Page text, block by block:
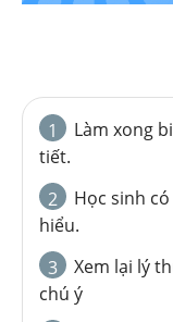
1
Làm xong
tiết.
2
Học sinh
hiểu.
3
Xem lại lý
chú ý